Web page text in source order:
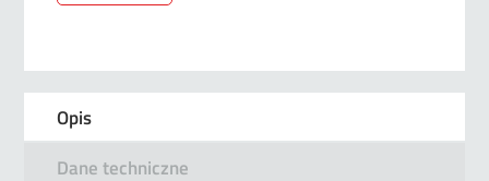
Opis
Dane techniczne